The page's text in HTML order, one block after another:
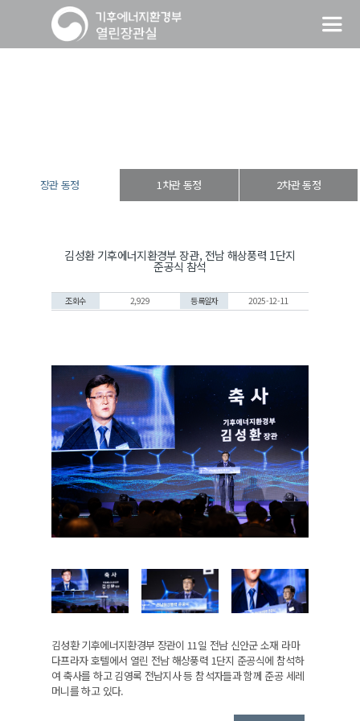
장관 동정 1차관 동정 2차관 동정
김성환 기후에너지환경부 장관, 전남 해상풍력 1단지
준공식 참석
조회수 2,929 등록일자 2025-12-11
김성환 기후에너지환경부 장관이 11일 전남 신안군 소재 라마
다프라자 호텔에서 열린 전남 해상풍력 1단지 준공식에 참석하
여 축사를 하고 김영록 전남지사 등 참석자들과 함께 준공 세레
머니를 하고 있다.